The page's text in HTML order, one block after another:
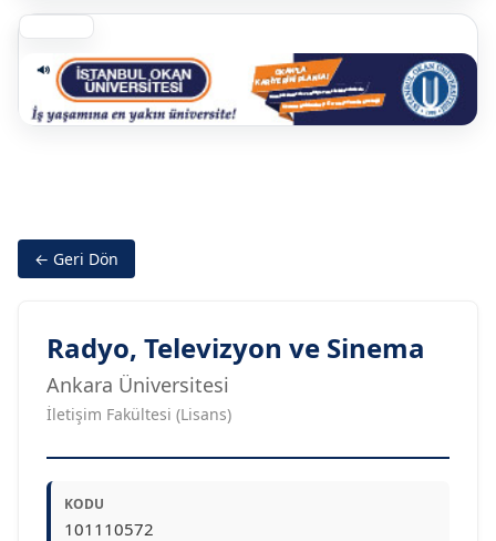
← Geri Dön
Radyo, Televizyon ve Sinema
Ankara Üniversitesi
İletişim Fakültesi (Lisans)
KODU
101110572